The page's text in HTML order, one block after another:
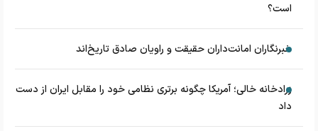
است؟
خبرنگاران امانت‌داران حقیقت و راویان صادق تاریخ‌اند
زرادخانه‌ خالی؛ آمریکا چگونه برتری نظامی خود را مقابل ایران از دست
داد